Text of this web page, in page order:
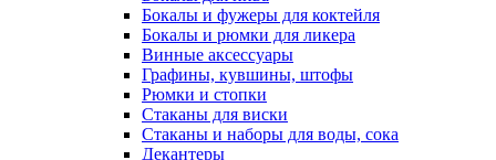
Бокалы и фужеры для коктейля
Бокалы и рюмки для ликера
Винные аксессуары
Графины, кувшины, штофы
Рюмки и стопки
Стаканы для виски
Стаканы и наборы для воды, сока
Декантеры